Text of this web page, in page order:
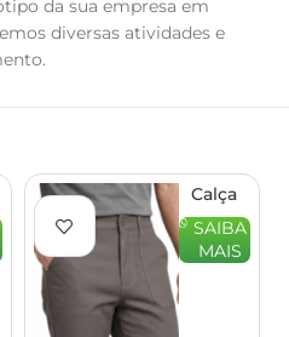
da sua empresa em
diversas atividades e
Calça
Brim
Meio
Cós
SAIBA
MAIS